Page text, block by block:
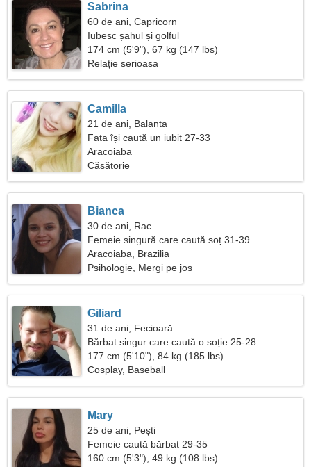
Sabrina
60 de ani, Capricorn
Iubesc șahul și golful
174 cm (5'9"), 67 kg (147 lbs)
Relație serioasa
Camilla
21 de ani, Balanta
Fata își caută un iubit 27-33
Aracoiaba
Căsătorie
Bianca
30 de ani, Rac
Femeie singură care caută soț 31-39
Aracoiaba, Brazilia
Psihologie, Mergi pe jos
Giliard
31 de ani, Fecioară
Bărbat singur care caută o soție 25-28
177 cm (5'10"), 84 kg (185 lbs)
Cosplay, Baseball
Mary
25 de ani, Pești
Femeie caută bărbat 29-35
160 cm (5'3"), 49 kg (108 lbs)